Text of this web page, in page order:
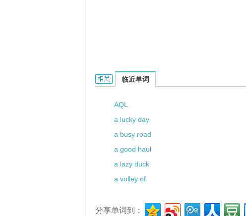
Aonio的相关资料：
临近单词
AQL
a lucky day
a busy road
a good haul
a lazy duck
a volley of
分享单词到：